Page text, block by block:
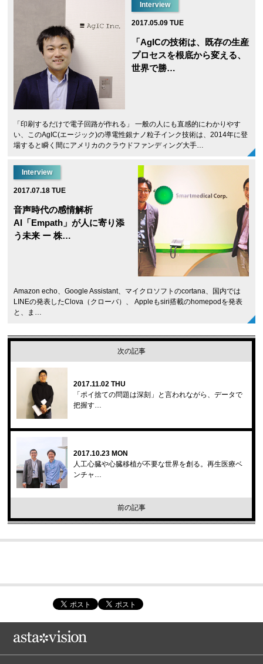
Interview
2017.05.09 TUE
「AgICの技術は、既存の生産
プロセスを根底から変える、
世界で勝…
「印刷するだけで電子回路が作れる」 一般の人にも直感的にわかりやす
い、このAgIC(エージック)の導電性銀ナノ粒子インク技術は、2014年に登
場すると瞬く間にアメリカのクラウドファンディング大手…
Interview
2017.07.18 TUE
音声時代の感情解析
AI「Empath」が人に寄り添
う未来 ー 株…
Amazon echo、Google Assistant、マイクロソフトのcortana、国内では
LINEの発表したClova（クローバ）、 Appleもsiri搭載のhomepodを発表
と、ま…
次の記事
2017.11.02 THU
「ポイ捨ての問題は深刻」と言われながら、データで
把握す…
2017.10.23 MON
人工心臓や心臓移植が不要な世界を創る。再生医療ベ
ンチャ…
前の記事